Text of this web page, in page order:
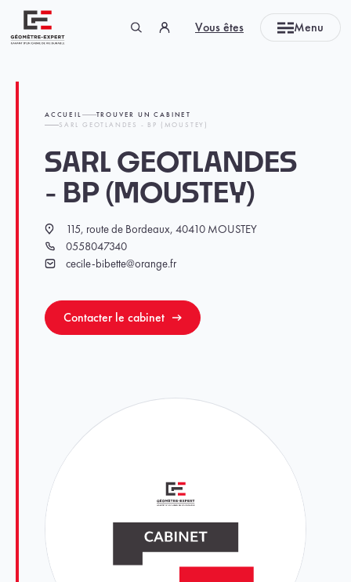
Vous êtes Menu
ACCUEIL
TROUVER UN CABINET
SARL GEOTLANDES - BP (MOUSTEY)
SARL GEOTLANDES
- BP (MOUSTEY)
Localisation
115, route de Bordeaux, 40410 MOUSTEY
Téléphone
0558047340
Emailcecile-bibette@orange.fr
Contacter le cabinet
Panneau de gestion des cookies